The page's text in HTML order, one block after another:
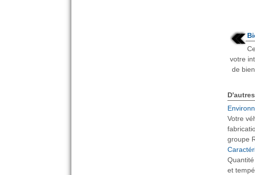
votre
de
Votre
groupe
et